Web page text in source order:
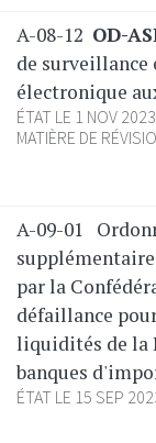
A-08-12 OD-
de surveillance
électronique
ÉTAT LE 1 NOV 2023
MATIÈRE DE
A-09-01
par la
défaillance
liquidités de la
banques
ÉTAT LE 15 SEP